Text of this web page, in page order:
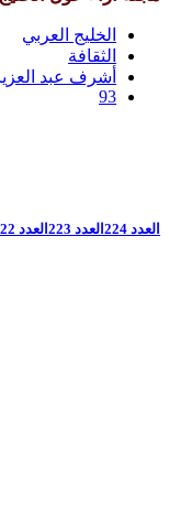
الخليج العربي
الثقافة
أشرف عبد
93
العدد 224 العدد 223 العدد 222